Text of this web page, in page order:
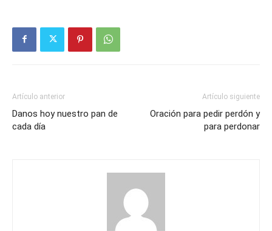
Artículo anterior
Danos hoy nuestro pan de
cada día
Artículo siguiente
Oración para pedir perdón y
para perdonar